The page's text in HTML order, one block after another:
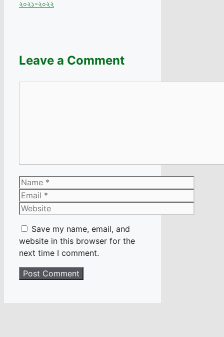
২০২১-২০২২
Leave a Comment
Name
Email
Website
Save my name, email, and
website in this browser for the
next time I comment.